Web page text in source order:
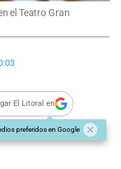
el Teatro Gran
El Litoral en
preferidos en Google